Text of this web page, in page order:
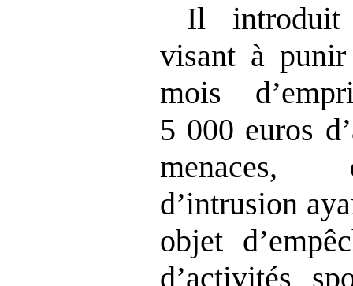
Il introduit
visant à
mois
5 000 euros
menaces,
d’intrusion
objet
d’activités